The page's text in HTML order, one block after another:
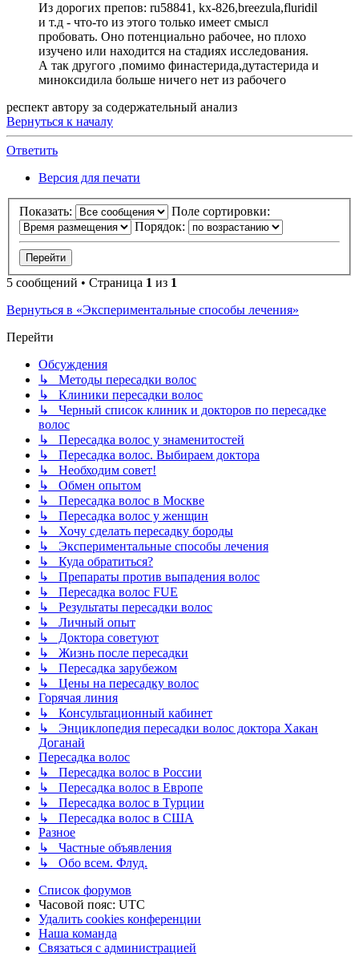
Из дорогих препов: ru58841, kx-826,breezula,fluridil
и т.д - что-то из этого только имеет смысл
пробовать. Оно потенциально рабочее, но плохо
изучено или находится на стадиях исследования.
А так другого ,помимо финастерида,дутастерида и
миноксидила больше ничего нет из рабочего
респект автору за содержательный анализ
Вернуться к началу
Ответить
Версия для печати
Показать:
Поле сортировки:
Порядок:
5 сообщений • Страница 1 из 1
Вернуться в «Экспериментальные способы лечения»
Перейти
Обсуждения
↳ Методы пересадки волос
↳ Клиники пересадки волос
↳ Черный список клиник и докторов по пересадке
волос
↳ Пересадка волос у знаменитостей
↳ Пересадка волос. Выбираем доктора
↳ Необходим совет!
↳ Обмен опытом
↳ Пересадка волос в Москве
↳ Пересадка волос у женщин
↳ Хочу сделать пересадку бороды
↳ Экспериментальные способы лечения
↳ Куда обратиться?
↳ Препараты против выпадения волос
↳ Пересадка волос FUE
↳ Результаты пересадки волос
↳ Личный опыт
↳ Доктора советуют
↳ Жизнь после пересадки
↳ Пересадка зарубежом
↳ Цены на пересадку волос
Горячая линия
↳ Консультационный кабинет
↳ Энциклопедия пересадки волос доктора Хакан
Доганай
Пересадка волос
↳ Пересадка волос в России
↳ Пересадка волос в Европе
↳ Пересадка волос в Турции
↳ Пересадка волос в США
Разное
↳ Частные объявления
↳ Обо всем. Флуд.
Список форумов
Часовой пояс: UTC
Удалить cookies конференции
Наша команда
Связаться с администрацией